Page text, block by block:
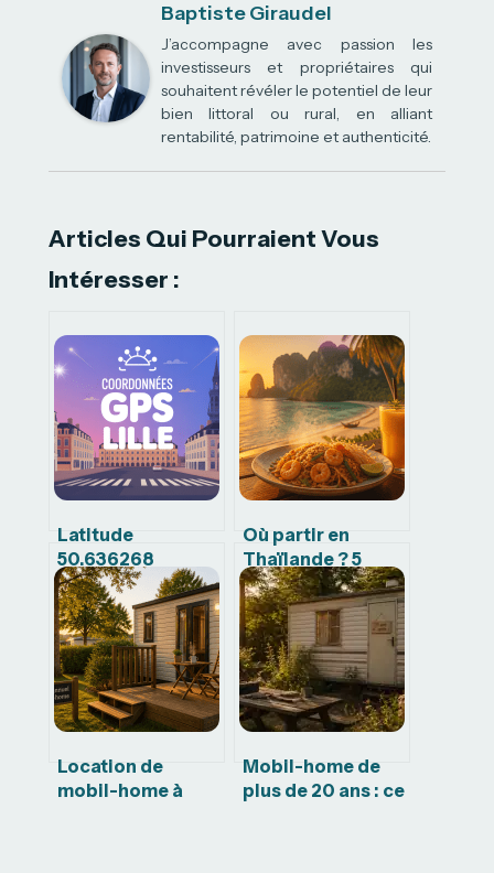
Baptiste Giraudel
J’accompagne avec passion les
investisseurs et propriétaires qui
souhaitent révéler le potentiel de leur
bien littoral ou rural, en alliant
rentabilité, patrimoine et authenticité.
Articles Qui Pourraient Vous
Intéresser :
Latitude
50.636268
longitude 3.171153
: que voir et faire à
proximité
Où partir en
Thaïlande ? 5
régions pour
choisir entre
plages, temples
et jungle
Location de
mobil-home à
Mobil-home de
plus de 20 ans : ce